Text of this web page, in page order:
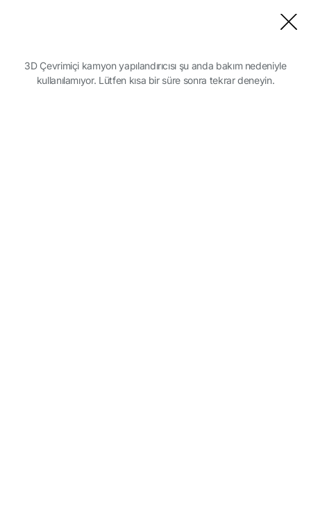
3D Çevrimiçi kamyon yapılandırıcısı şu anda bakım nedeniyle
kullanılamıyor. Lütfen kısa bir süre sonra tekrar deneyin.